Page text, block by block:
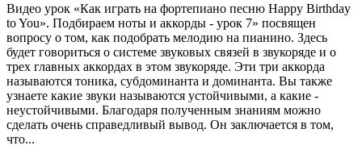
Видео урок «Как играть на фортепиано песню Happy Birthday
to You». Подбираем ноты и аккорды - урок 7» посвящен
вопросу о том, как подобрать мелодию на пианино. Здесь
будет говориться о системе звуковых связей в звукоряде и о
трех главных аккордах в этом звукоряде. Эти три аккорда
называются тоника, субдоминанта и доминанта. Вы также
узнаете какие звуки называются устойчивыми, а какие -
неустойчивыми. Благодаря полученным знаниям можно
сделать очень справедливый вывод. Он заключается в том,
что...